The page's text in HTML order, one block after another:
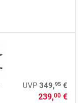
UVP 349,95€
239,00€